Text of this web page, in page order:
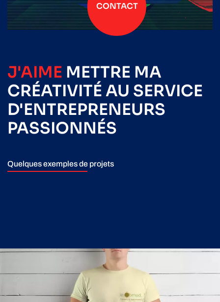
CONTACT
J'AIME METTRE MA
CRÉATIVITÉ AU SERVICE
D'ENTREPRENEURS
PASSIONNÉS
Quelques exemples de projets